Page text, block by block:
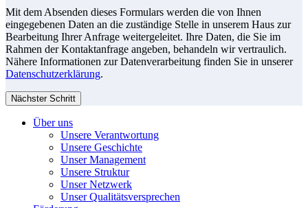
Mit dem Absenden dieses Formulars werden die von Ihnen
eingegebenen Daten an die zuständige Stelle in unserem Haus zur
Bearbeitung Ihrer Anfrage weitergeleitet. Ihre Daten, die Sie im
Rahmen der Kontaktanfrage angeben, behandeln wir vertraulich.
Nähere Informationen zur Datenverarbeitung finden Sie in unserer
Datenschutzerklärung.
Nächster Schritt
Über uns
Unsere Verantwortung
Unsere Geschichte
Unser Management
Unsere Struktur
Unser Netzwerk
Unser Qualitätsversprechen